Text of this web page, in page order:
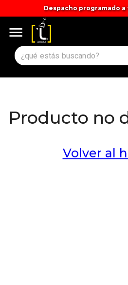
Despacho programado
Tiempos y valores de
Producto no
Volver al